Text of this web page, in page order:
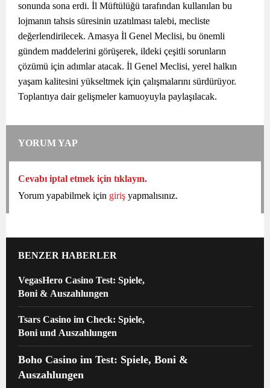
sonunda sona erdi. İl Müftülüğü tarafından kullanılan bu
lojmanın tahsis süresinin uzatılması talebi, mecliste
değerlendirilecek. Amasya İl Genel Meclisi, bu önemli
gündem maddelerini görüşerek, ildeki çeşitli sorunların
çözümü için adımlar atacak. İl Genel Meclisi, yerel halkın
yaşam kalitesini yükseltmek için çalışmalarını sürdürüyor.
Toplantıya dair gelişmeler kamuoyuyla paylaşılacak.
YORUM YAP
Cevabı iptal etmek için tıklayın.
Yorum yapabilmek için giriş yapmalısınız.
BENZER HABERLER
VegasHero Casino Test: Spiele,
Boni & Auszahlungen
Tsars Casino im Check: Spiele,
Boni und Auszahlungen
Boho Casino im Test: Spiele, Boni &
Auszahlungen